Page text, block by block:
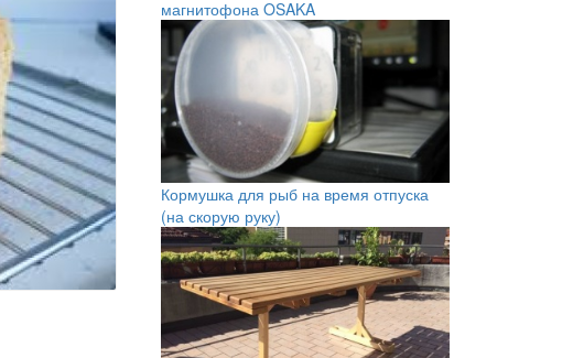
магнитофона OSAKA
Кормушка для рыб на время отпуска
(на скорую руку)